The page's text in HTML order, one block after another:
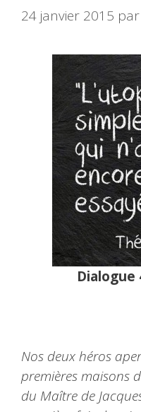
24 janvier 2015 par
Dialogue
Nos deux héros
premières maisons
du Maître de